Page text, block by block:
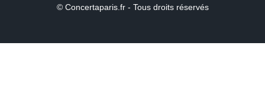
© Concertaparis.fr - Tous droits réservés